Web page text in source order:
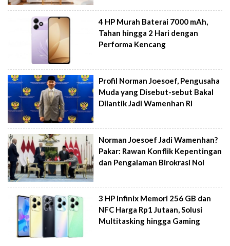
4 HP Murah Baterai 7000 mAh,
Tahan hingga 2 Hari dengan
Performa Kencang
Profil Norman Joesoef, Pengusaha
Muda yang Disebut-sebut Bakal
Dilantik Jadi Wamenhan RI
Norman Joesoef Jadi Wamenhan?
Pakar: Rawan Konflik Kepentingan
dan Pengalaman Birokrasi Nol
3 HP Infinix Memori 256 GB dan
NFC Harga Rp1 Jutaan, Solusi
Multitasking hingga Gaming